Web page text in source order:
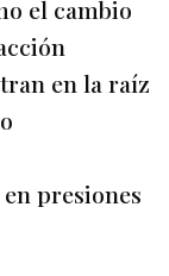
el cambio
en la raíz
presiones